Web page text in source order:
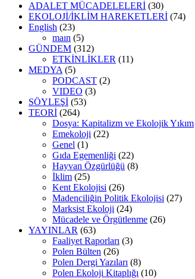
ADALET MÜCADELELERİ (30)
EKOLOJİ/İKLİM HAREKETLERİ (74)
English (23)
maın (5)
GÜNDEM (312)
ETKİNLİKLER (11)
MEDYA (5)
PODCAST (2)
VIDEO (3)
SÖYLEŞİ (53)
TEORİ (264)
Dosya: Kapitalizm ve Ekolojik Yıkım
Emekoloji (22)
Genel (1)
Gıda Egemenliği (22)
Hayvan Özgürlüğü (8)
İklim (25)
Kent Ekolojisi (26)
Madenciliğin Politik Ekolojisi (27)
Marksist Ekoloji (24)
Mücadele ve Örgütlenme (26)
YAYINLAR (63)
Faaliyet Raporları (3)
Polen Bülten (26)
Polen Dergi Yazıları (8)
Polen Ekoloji Kitaplığı (10)